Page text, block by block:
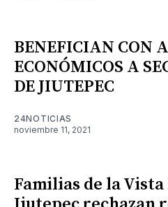
BENEFICIAN CON
ECONÓMICOS A
DE JIUTEPEC
24NOTICIAS
noviembre 11, 2021
Familias de la